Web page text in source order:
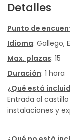
Detalles
Punto de
Idioma: Gallego,
Max. plazas: 15
Duración: 1 hora
¿Qué está
Entrada al
instalaciones y